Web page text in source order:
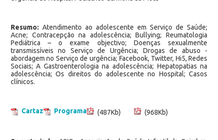
Resumo: Atendimento ao adolescente em Serviço de Saúde;
Acne; Contracepção na adolescência; Bullying; Reumatologia
Pediátrica – o exame objectivo; Doenças sexualmente
transmissíveis no Serviço de Urgência; Drogas de abuso -
abordagem no Serviço de urgência; Facebook, Twitter, Hi5, Redes
Sociais; A Gastroenterologia na adolescência; Hepatopatias na
adolescência; Os direitos do adolescente no Hospital; Casos
clínicos.
Cartaz (487Kb)
Programa (968Kb)